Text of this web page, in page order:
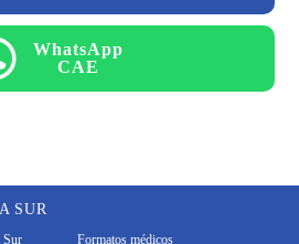
WhatsApp
CAE
SUR
Sur
Formatos médicos